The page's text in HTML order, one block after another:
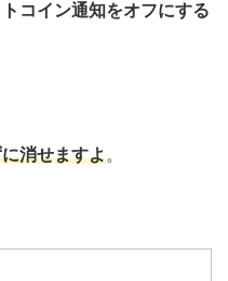
コイン通知をオフにする
消せますよ。